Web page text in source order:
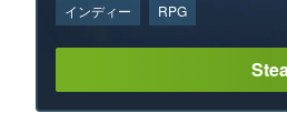
インディー RPG